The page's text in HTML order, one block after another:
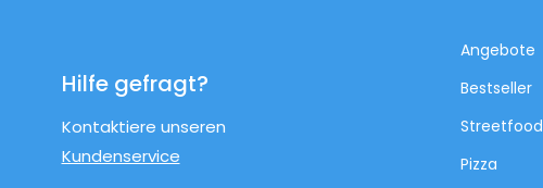
Hilfe gefragt?
Kontaktiere unseren
Kundenservice
Angebote
Bestseller
Streetfood
Pizza